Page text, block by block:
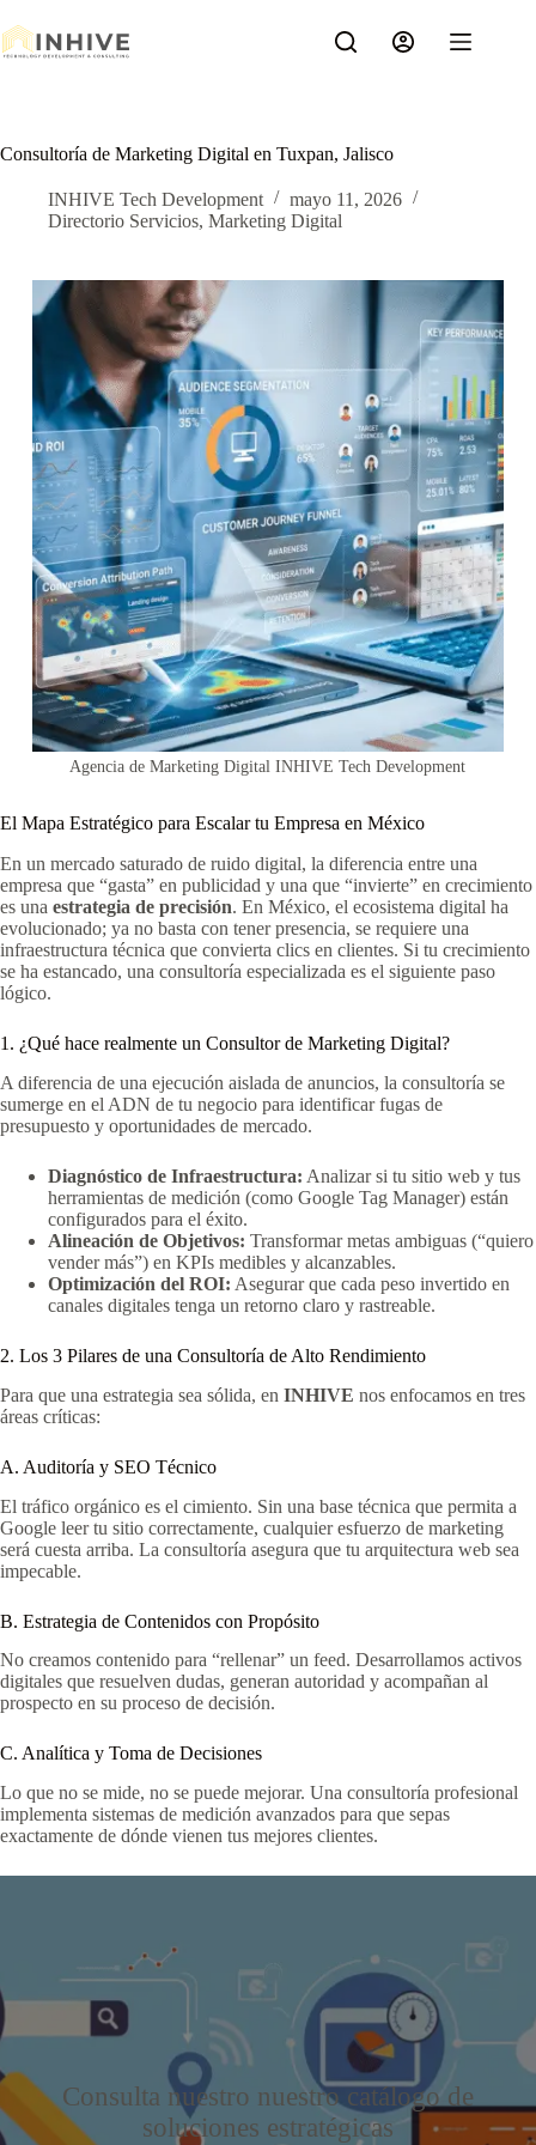
al
contenido
Consultoría de Marketing Digital en Tuxpan, Jalisco
INHIVE Tech Development
mayo 11, 2026
Directorio Servicios, Marketing Digital
Agencia de Marketing Digital INHIVE Tech Development
El Mapa Estratégico para Escalar tu Empresa en México
En un mercado saturado de ruido digital, la diferencia entre una
empresa que “gasta” en publicidad y una que “invierte” en crecimiento
es una estrategia de precisión. En México, el ecosistema digital ha
evolucionado; ya no basta con tener presencia, se requiere una
infraestructura técnica que convierta clics en clientes. Si tu crecimiento
se ha estancado, una consultoría especializada es el siguiente paso
lógico.
1. ¿Qué hace realmente un Consultor de Marketing Digital?
A diferencia de una ejecución aislada de anuncios, la consultoría se
sumerge en el ADN de tu negocio para identificar fugas de
presupuesto y oportunidades de mercado.
Diagnóstico de Infraestructura: Analizar si tu sitio web y tus
herramientas de medición (como Google Tag Manager) están
configurados para el éxito.
Alineación de Objetivos: Transformar metas ambiguas (“quiero
vender más”) en KPIs medibles y alcanzables.
Optimización del ROI: Asegurar que cada peso invertido en
canales digitales tenga un retorno claro y rastreable.
2. Los 3 Pilares de una Consultoría de Alto Rendimiento
Para que una estrategia sea sólida, en INHIVE nos enfocamos en tres
áreas críticas:
A. Auditoría y SEO Técnico
El tráfico orgánico es el cimiento. Sin una base técnica que permita a
Google leer tu sitio correctamente, cualquier esfuerzo de marketing
será cuesta arriba. La consultoría asegura que tu arquitectura web sea
impecable.
B. Estrategia de Contenidos con Propósito
No creamos contenido para “rellenar” un feed. Desarrollamos activos
digitales que resuelven dudas, generan autoridad y acompañan al
prospecto en su proceso de decisión.
C. Analítica y Toma de Decisiones
Lo que no se mide, no se puede mejorar. Una consultoría profesional
implementa sistemas de medición avanzados para que sepas
exactamente de dónde vienen tus mejores clientes.
Consulta nuestro nuestro catálogo de
soluciones estratégicas